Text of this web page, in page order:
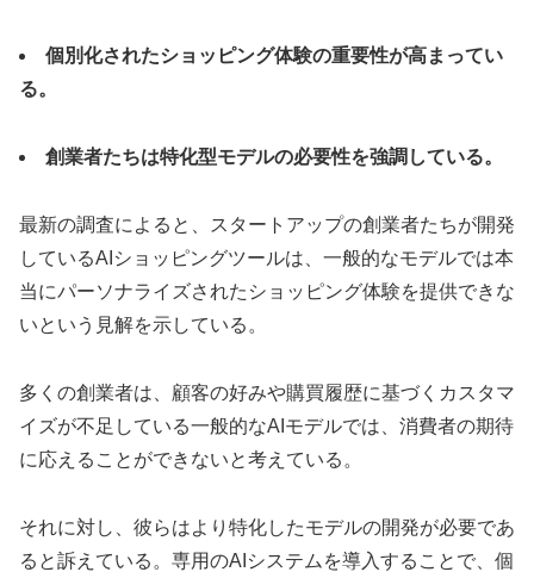
個別化されたショッピング体験の重要性が高まってい
る。
創業者たちは特化型モデルの必要性を強調している。
最新の調査によると、スタートアップの創業者たちが開発
しているAIショッピングツールは、一般的なモデルでは本
当にパーソナライズされたショッピング体験を提供できな
いという見解を示している。
多くの創業者は、顧客の好みや購買履歴に基づくカスタマ
イズが不足している一般的なAIモデルでは、消費者の期待
に応えることができないと考えている。
それに対し、彼らはより特化したモデルの開発が必要であ
ると訴えている。専用のAIシステムを導入することで、個